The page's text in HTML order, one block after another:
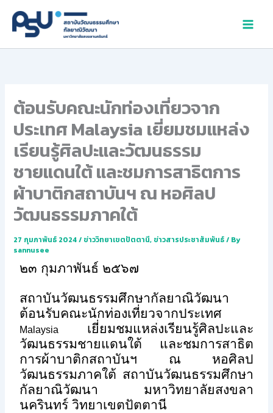
content
ต้อนรับคณะนักท่องเที่ยวจาก
ประเทศ Malaysia เยี่ยมชมแหล่ง
เรียนรู้ศิลปะและวัฒนธรรม
ชายแดนใต้ และชมการสาธิตการ
ผ้าบาติกสถาบันฯ ณ หอศิลป
วัฒนธรรมภาคใต้
27 กุมภาพันธ์ 2024/ ข่าววิทยาเขตปัตตานี, ข่าวสารประชาสัมพันธ์/ By
sannusee
๒๓ กุมภาพันธ์ ๒๕๖๗
สถาบันวัฒนธรรมศึกษากัลยาณิวัฒนา
ต้อนรับคณะนักท่องเที่ยวจากประเทศ
Malaysia เยี่ยมชมแหล่งเรียนรู้ศิลปะและ
วัฒนธรรมชายแดนใต้ และชมการสาธิต
การผ้าบาติกสถาบันฯ ณ หอศิลป
วัฒนธรรมภาคใต้ สถาบันวัฒนธรรมศึกษา
กัลยาณิวัฒนา มหาวิทยาลัยสงขลา
นครินทร์ วิทยาเขตปัตตานี